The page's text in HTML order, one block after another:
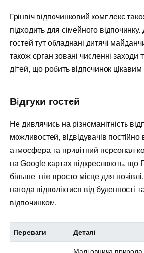
Грінвіч відпочинковий комплекс
підходить для сімейного
гостей тут обладнані дитячі
також організовані численні заходи
дітей, що робить відпочинок
Відгуки гостей
Не дивлячись на різноманітність
можливостей, відвідувачів
атмосфера та привітний персонал
на Google картах підкреслюють, що
більше, ніж просто місце для
нагода відволіктися від буденності
відпочинком.
Переваги Деталі
Мальовнича природа